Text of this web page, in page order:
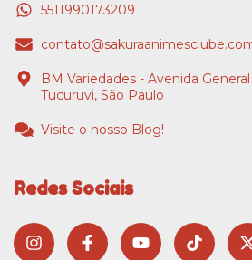
5511990173209
BM Variedades - Avenida
Tucuruvi, São Paulo
Visite o nosso Blog!
Redes Sociais